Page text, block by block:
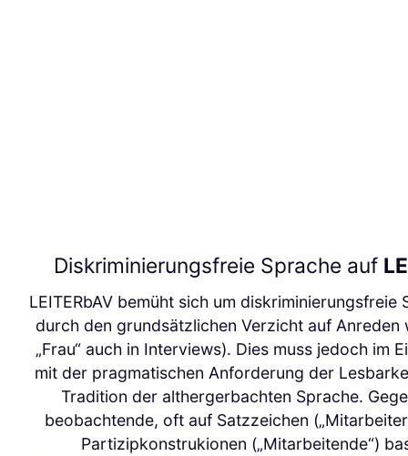
Diskriminierungsfreie Sprache auf
LEITERbAV bemüht sich um diskriminierungsfreie
durch den grundsätzlichen Verzicht auf Anreden
„Frau“ auch in Interviews). Dies muss jedoch im
mit der pragmatischen Anforderung der
Tradition der althergerbachten Sprache.
beobachtende, oft auf Satzzeichen
Partizipkonstrukionen („Mitarbeitende“)